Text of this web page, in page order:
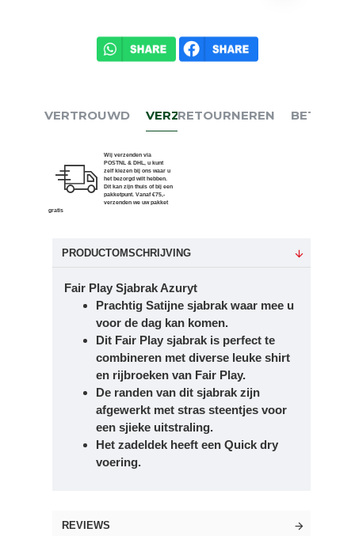
VERTROUWD VERZENDEN
Wij verzenden via
POSTNL & DHL, u kunt
zelf kiezen bij ons waar u
het bezorgd wilt hebben.
Dit kan zijn thuis of bij een
pakketpunt. Vanaf €75,-
verzenden we uw pakket
gratis
RETOURNEREN BETALEN
PRODUCTOMSCHRIJVING
Fair Play Sjabrak Azuryt
Prachtig Satijne sjabrak waar mee u
voor de dag kan komen.
Dit Fair Play sjabrak is perfect te
combineren met diverse leuke shirt
en rijbroeken van Fair Play.
De randen van dit sjabrak zijn
afgewerkt met stras steentjes voor
een sjieke uitstraling.
Het zadeldek heeft een Quick dry
voering.
REVIEWS